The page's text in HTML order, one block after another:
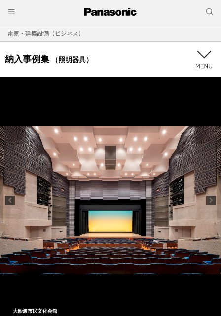
電気・建築設備（ビジネス）
納入事例集 （照明器具）
大船渡市民文化会館